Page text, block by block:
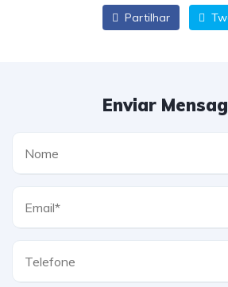
Partilhar
Enviar